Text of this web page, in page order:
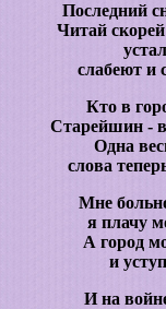
Последний
Читай
слабеют и
Кто в
Старейшин -
Одна
слова
Мне
я плачу
А город
и
И на